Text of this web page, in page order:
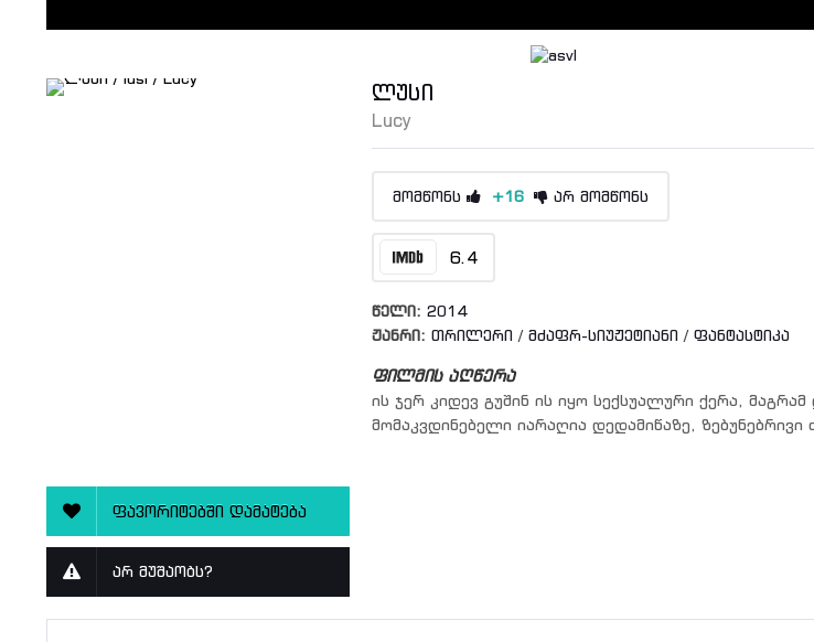
ფავორიტებში დამატება
არ მუშაობს?
ლუსი
Lucy
მომწონს +16 არ მომწონს
6.4
წელი: 2014
ჟანრი: თრილერი / მძაფრ-სიუჟეტიანი / ფანტასტიკა
ფილმის აღწერა
ის ჯერ კიდევ გუშინ ის იყო სექსუალური ქერა,
მომაკვდინებელი იარაღია დედამიწაზე,